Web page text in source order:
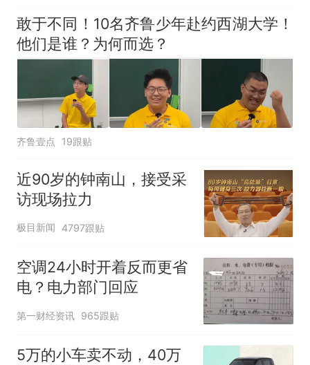
敢于不同！10名齐鲁少年赴约西湖大学！
他们是谁？为何而选？
齐鲁壹点 19跟贴
近90岁的钟南山，接受采
访现场拉力
极目新闻 4797跟贴
空调24小时开着反而更省
电？电力部门回应
第一财经资讯 965跟贴
5万的小车卖不动，40万